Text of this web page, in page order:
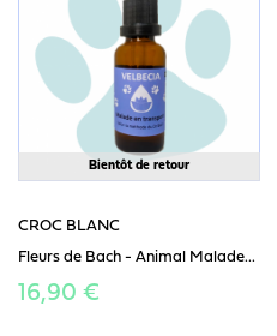
Bientôt de retour
CROC BLANC
Fleurs de Bach - Animal Malade...
16,90 €